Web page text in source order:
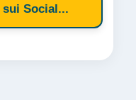
Social...